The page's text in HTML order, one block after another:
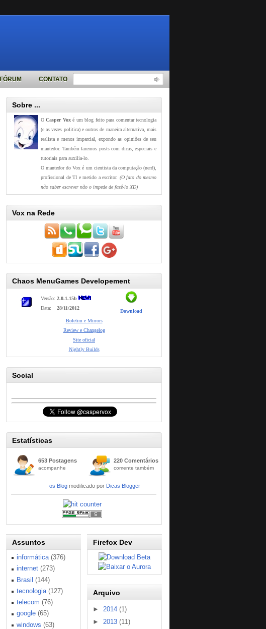
FÓRUM CONTATO
Sobre ...
OCasper Voxé um blog feito para comentar tecnologia
(e as vezes politica) e outros de maneira alternativa, mais
realista e menos imparcial, expondo as opiniões de seu
mantedor. Também fazemos posts com dicas, especiais e
tutoriais para auxilia-lo.
O mantedor do Vox é um cientista da computação (nerd),
profissional de TI e metido a escritor. (O fato do mesmo
não saber escrever não o impede de fazê-lo XD)
Vox na Rede
Chaos MenuGames Developement
Versão: 2.0.1.15b
Data:
28/11/2012
Download
Boletim e Mirrors
Review e Changelog
Site oficial
Nightly Builds
Social
Estatísticas
653 Postagens
acompanhe
220 Comentários
comente também
os Blogmodificado por Dicas Blogger
Assuntos
informática (376)
internet (273)
Brasil (144)
tecnologia (127)
telecom (76)
google (65)
windows (63)
Firefox Dev
Arquivo
► 2014(1)
►2013(11)